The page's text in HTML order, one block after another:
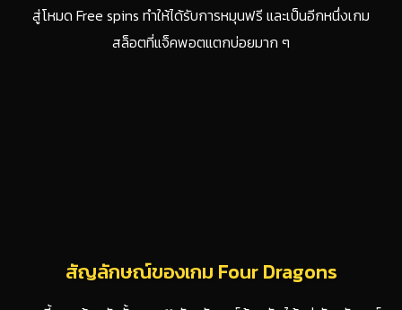
สู่โหมด Free spins ทำให้ได้รับการหมุนฟรี และเป็นอีกหนึ่งเกม
สล็อตที่แจ็คพอตแตกบ่อยมาก ๆ
สัญลักษณ์ของเกม Four Dragons